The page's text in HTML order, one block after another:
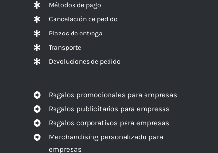
Métodos de pago
Cancelación de pedido
Plazos de entrega
Transporte
Devoluciones de pedido
Regalos promocionales para empresas
Regalos publicitarios para empresas
Regalos corporativos para empresas
Merchandising personalizado para
empresas